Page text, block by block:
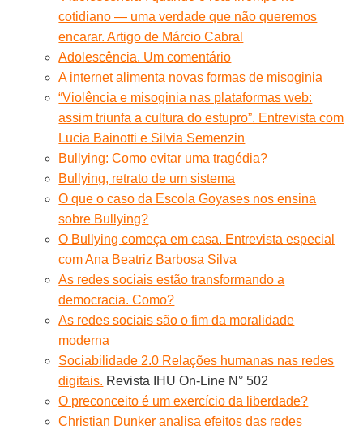
cotidiano — uma verdade que não queremos
encarar. Artigo de Márcio Cabral
Adolescência. Um comentário
A internet alimenta novas formas de misoginia
“Violência e misoginia nas plataformas web:
assim triunfa a cultura do estupro”. Entrevista com
Lucia Bainotti e Silvia Semenzin
Bullying: Como evitar uma tragédia?
Bullying, retrato de um sistema
O que o caso da Escola Goyases nos ensina
sobre Bullying?
O Bullying começa em casa. Entrevista especial
com Ana Beatriz Barbosa Silva
As redes sociais estão transformando a
democracia. Como?
As redes sociais são o fim da moralidade
moderna
Sociabilidade 2.0 Relações humanas nas redes
digitais. Revista IHU On-Line N° 502
O preconceito é um exercício da liberdade?
Christian Dunker analisa efeitos das redes